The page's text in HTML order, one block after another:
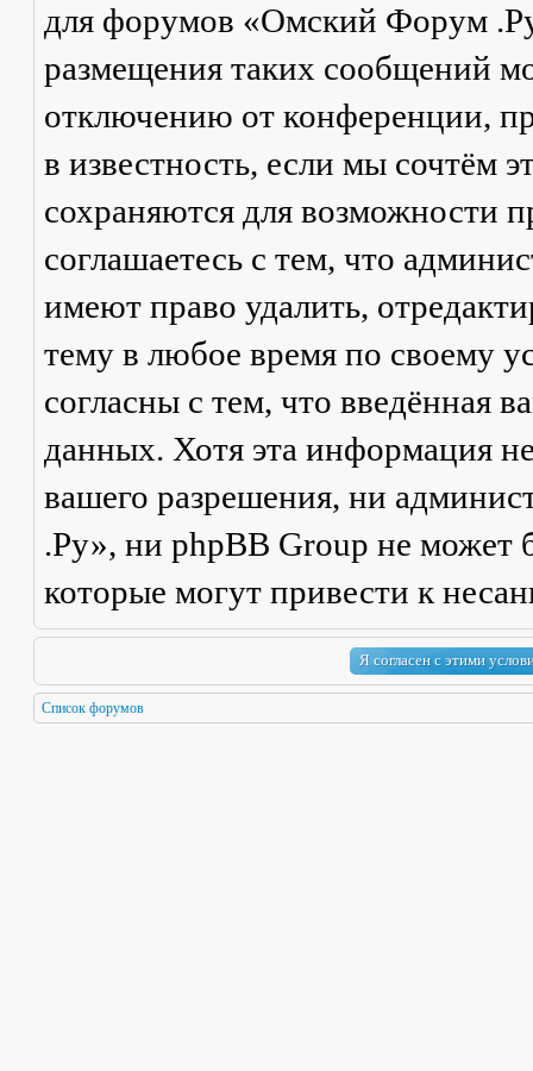
для форумов «Омский Форум
размещения таких сообщений
отключению от конференции,
в известность, если мы сочтём
сохраняются для возможности
соглашаетесь с тем, что
имеют право удалить,
тему в любое время по своему
согласны с тем, что введённая
данных. Хотя эта информация
вашего разрешения, ни
.Ру», ни phpBB Group не может
которые могут привести к
Список форумов